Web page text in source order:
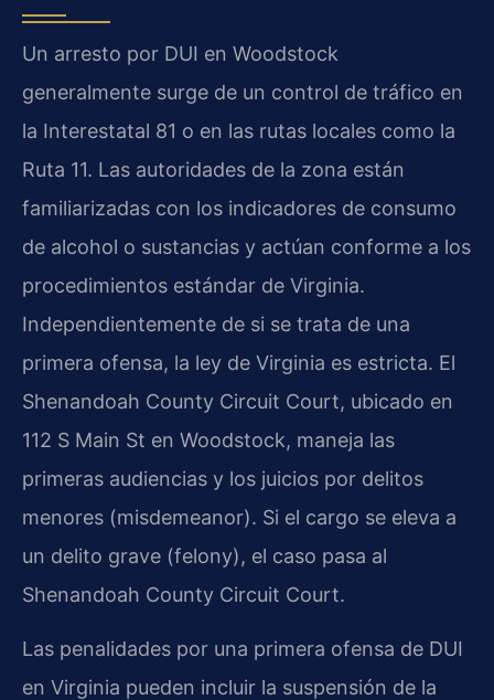
Un arresto por DUI en Woodstock
generalmente surge de un control de tráfico en
la Interestatal 81 o en las rutas locales como la
Ruta 11. Las autoridades de la zona están
familiarizadas con los indicadores de consumo
de alcohol o sustancias y actúan conforme a los
procedimientos estándar de Virginia.
Independientemente de si se trata de una
primera ofensa, la ley de Virginia es estricta. El
Shenandoah County Circuit Court, ubicado en
112 S Main St en Woodstock, maneja las
primeras audiencias y los juicios por delitos
menores (misdemeanor). Si el cargo se eleva a
un delito grave (felony), el caso pasa al
Shenandoah County Circuit Court.
Las penalidades por una primera ofensa de DUI
en Virginia pueden incluir la suspensión de la